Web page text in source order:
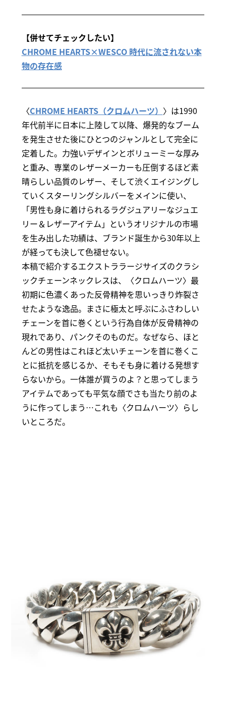
【併せてチェックしたい】
CHROME HEARTS×WESCO 時代に流されない本
物の存在感
〈CHROME HEARTS（クロムハーツ） 〉は1990
年代前半に日本に上陸して以降、爆発的なブーム
を発生させた後にひとつのジャンルとして完全に
定着した。力強いデザインとボリューミーな厚み
と重み、専業のレザーメーカーも圧倒するほど素
晴らしい品質のレザー、そして渋くエイジングし
ていくスターリングシルバーをメインに使い、
「男性も身に着けられるラグジュアリーなジュエ
リー＆レザーアイテム」というオリジナルの市場
を生み出した功績は、ブランド誕生から30年以上
が経っても決して色褪せない。
本稿で紹介するエクストララージサイズのクラシ
ックチェーンネックレスは、〈クロムハーツ〉最
初期に色濃くあった反骨精神を思いっきり炸裂さ
せたような逸品。まさに極太と呼ぶにふさわしい
チェーンを首に巻くという行為自体が反骨精神の
現れであり、パンクそのものだ。なぜなら、ほと
んどの男性はこれほど太いチェーンを首に巻くこ
とに抵抗を感じるか、そもそも身に着ける発想す
らないから。一体誰が買うのよ？と思ってしまう
アイテムであっても平気な顔でさも当たり前のよ
うに作ってしまう…これも〈クロムハーツ〉らし
いところだ。